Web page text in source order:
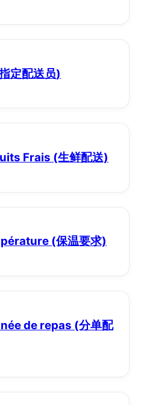
定配送员)
Frais (生鲜配送)
(保温要求)
de repas (分单配